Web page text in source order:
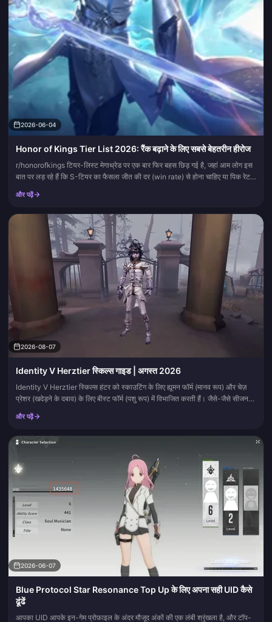
2026-06-04
Honor of Kings Tier List 2026: रैंक बढ़ाने के लिए सबसे बेहतरीन हीरोज
r/honorofkings टियर-लिस्ट मेगाथ्रेड पर एक बार फिर बहस छिड़ गई है, जहां आम लोग इस
बात पर लड़ रहे हैं कि S-टियर का फैसला जीत की दर (win rate) से होना चाहिए या पिक रेट
और पढ़ें
2026-08-07
Identity V Herztier स्किल्स गाइड | अगस्त 2026
Identity V Herztier स्किल्स हंटर को स्काउटिंग के लिए ह्यूमन फॉर्म (मानव रूप) और चेज़
प्रेशर (खदेड़ने के दबाव) के लिए बीस्ट फॉर्म (पशु रूप) में विभाजित करती हैं। जैसे-जैसे सीजन
है। इसे बुकमार्क करें और पैच नोट्स आने पर दोबारा देखें।
और पढ़ें
2026-06-07
Blue Protocol Star Resonance Top Up के लिए अपना सही UID कैसे
ढूंढें
आपका UID आपके इन-गेम प्रोफ़ाइल के अंदर मौजूद अंकों की एक लंबी श्रृंखला है, और टॉप-